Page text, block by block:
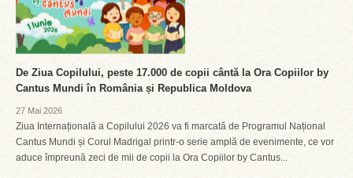
De Ziua Copilului, peste 17.000 de copii cântă la Ora Copiilor by
Cantus Mundi în România și Republica Moldova
27 Mai 2026
Ziua Internațională a Copilului 2026 va fi marcată de Programul Național
Cantus Mundi și Corul Madrigal printr-o serie amplă de evenimente, ce vor
aduce împreună zeci de mii de copii la Ora Copiilor by Cantus...